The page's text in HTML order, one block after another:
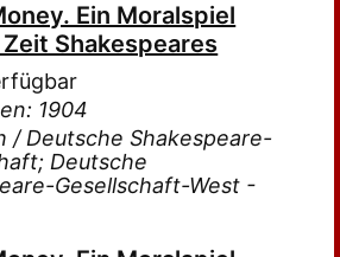
Ein Moralspiel
Shakespeares
1904
/ Deutsche Shakespeare-
Deutsche
Gesellschaft-West -